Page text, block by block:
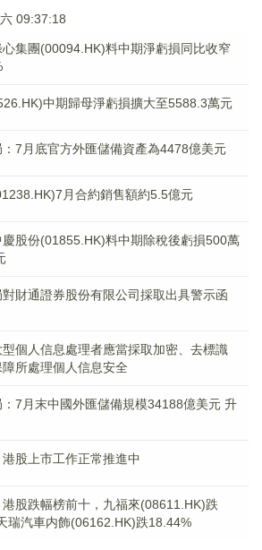
09:37:18
心集團(00094.HK)料中期淨虧損同比收窄
中期歸母淨虧損擴大至5588.3萬元
7月底官方外匯儲備資產為4478億美元
月合約銷售額約5.5億元
慶股份(01855.HK)料中期除稅後虧損500萬
財通證券股份有限公司採取出具警示函
個人信息處理者應當採取加密、去標識
所處理個人信息安全
：7月末中國外匯儲備規模34188億美元 升
股上市工作正常推進中
港股跌幅榜前十，九福來(08611.HK)跌
瑞汽車内飾(06162.HK)跌18.44%